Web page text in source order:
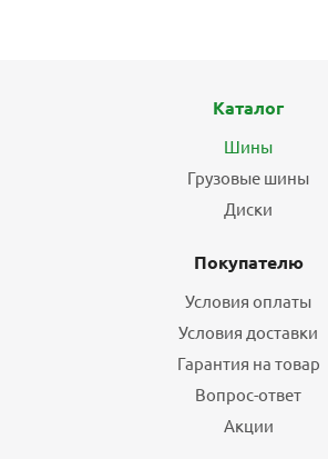
Каталог
Шины
Грузовые шины
Диски
Покупателю
Условия оплаты
Условия доставки
Гарантия на товар
Вопрос-ответ
Акции